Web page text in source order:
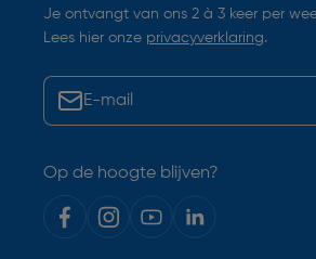
Je ontvangt van ons 2 à 3 keer per
Lees hier onze privacyverklaring.
Op de hoogte blijven?